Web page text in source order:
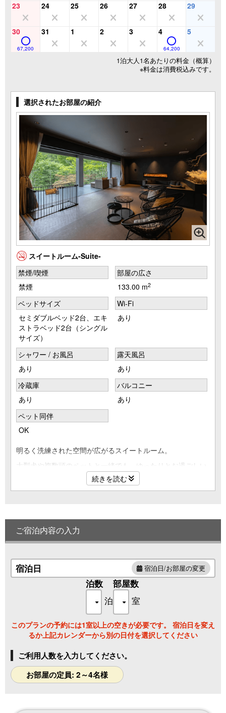
23 24 25 26 27 28 29
30
67,200
31 1 2 3 4
64,200
5
1泊大人1名あたりの料金（概算）
※料金は消費税込みです。
選択されたお部屋の紹介
スイートルーム-Suite-
禁煙/喫煙
禁煙
部屋の広さ
133.00 m2
ベッドサイズ
セミダブルベッド2台、エキ
ストラベッド2台（シングル
サイズ）
Wi-Fi
あり
シャワー / お風呂
あり
露天風呂
あり
冷蔵庫
あり
バルコニー
あり
ペット同伴
OK
明るく洗練された空間が広がるスイートルーム。
大型犬や複数頭のペットと一緒でも、ゆったりとお過ごしい
ただける133㎡の広々とした空間です。
【設備・備品】
エアコン／空気清浄機・加湿器／洗浄機付トイレ／客室露天
電気ポット／冷蔵庫／無料WiFi／無料駐車場／栓抜き／ドラ
【アメニティ】
バスタオル／フェイスタオル／シャンプー／コンディショナ
ー／ボディソープ
ハブラシセット／クシ／カミソリ／スキンケアセット／パジ
続きを読む
ご宿泊内容の入力
宿泊日 宿泊日/お部屋の変更
泊数
泊
部屋数
室
このプランの予約には1室以上の空きが必要です。 宿泊日を変え
るか上記カレンダーから別の日付を選択してください
ご利用人数を入力してください。
お部屋の定員: 2～4名様